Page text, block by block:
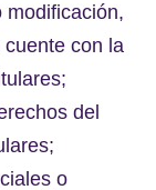
modificación,
con la
del
o